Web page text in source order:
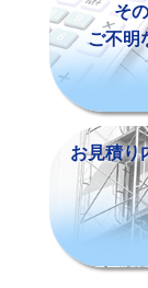
そ
ご不明
お見積り